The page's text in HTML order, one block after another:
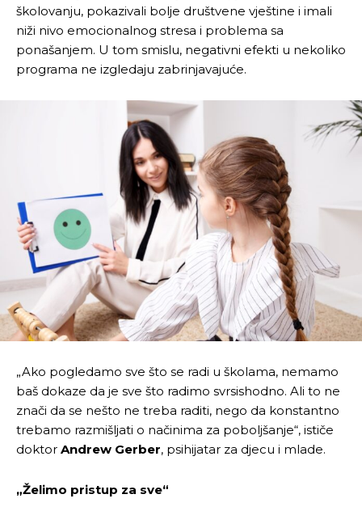
školovanju, pokazivali bolje društvene vještine i imali
niži nivo emocionalnog stresa i problema sa
ponašanjem. U tom smislu, negativni efekti u nekoliko
programa ne izgledaju zabrinjavajuće.
„Ako pogledamo sve što se radi u školama, nemamo
baš dokaze da je sve što radimo svrsishodno. Ali to ne
znači da se nešto ne treba raditi, nego da konstantno
trebamo razmišljati o načinima za poboljšanje“, ističe
doktor Andrew Gerber, psihijatar za djecu i mlade.
„Želimo pristup za sve“